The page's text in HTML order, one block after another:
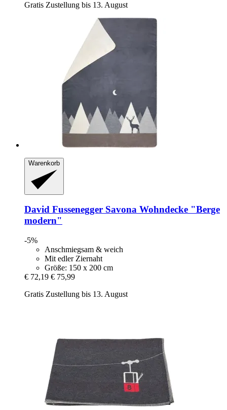
Gratis Zustellung bis 13. August
Warenkorb
David Fussenegger Savona Wohndecke "Berge
modern"
-5%
Anschmiegsam & weich
Mit edler Ziernaht
Größe: 150 x 200 cm
€ 72,19 € 75,99
Gratis Zustellung bis 13. August